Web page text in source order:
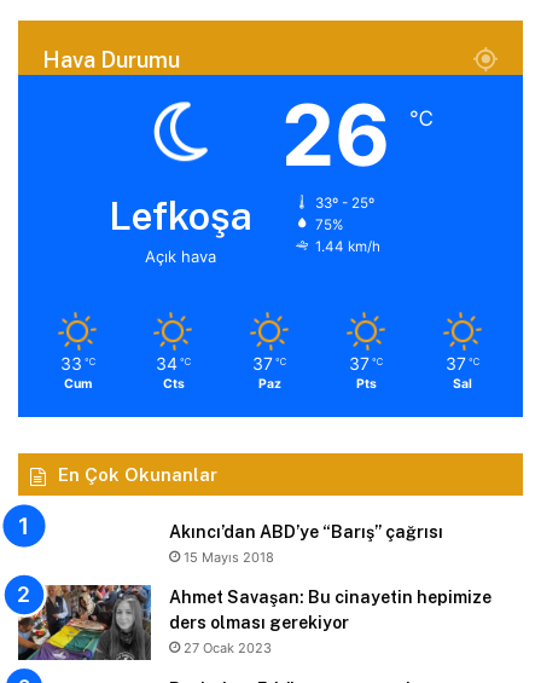
Hava Durumu
Lefkoşa
Açık hava
26 ℃
33º - 25º
75%
1.44 km/h
33 ℃
Cum
34 ℃
Cts
37 ℃
Paz
37 ℃
Pts
37 ℃
Sal
En Çok Okunanlar
Akıncı’dan ABD’ye “Barış” çağrısı
15 Mayıs 2018
Ahmet Savaşan: Bu cinayetin hepimize
ders olması gerekiyor
27 Ocak 2023